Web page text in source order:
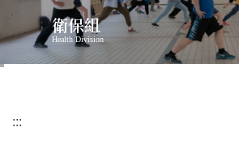
塊
衛保組
Health Division
:::